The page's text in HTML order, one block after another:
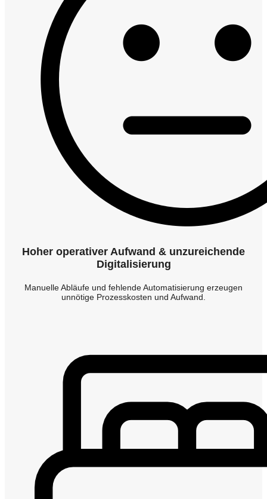
Hoher operativer Aufwand & unzureichende
Digitalisierung
Manuelle Abläufe und fehlende Automatisierung erzeugen
unnötige Prozesskosten und Aufwand.